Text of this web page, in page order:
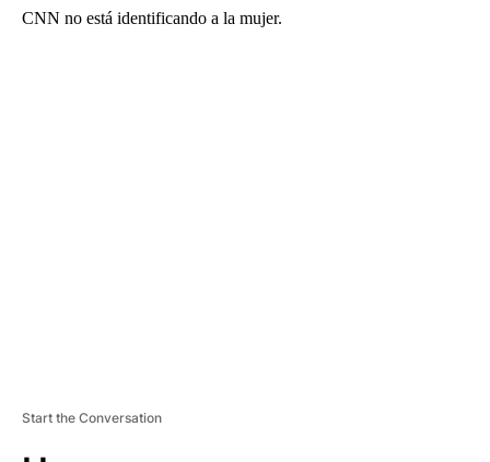
CNN no está identificando a la mujer.
Start the Conversation